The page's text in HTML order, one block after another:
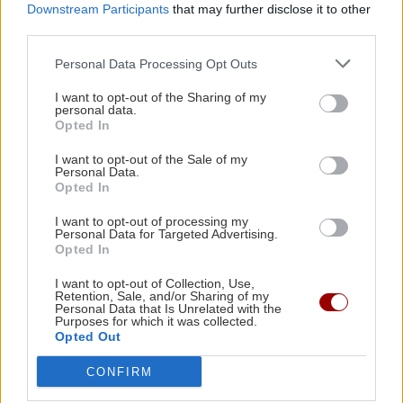
Downstream Participants that may further disclose it to other
Personal Data Processing Opt Outs
I want to opt-out of the Sharing of my
personal data.
Opted In
I want to opt-out of the Sale of my
Personal Data.
Opted In
I want to opt-out of processing my
Personal Data for Targeted Advertising.
Opted In
I want to opt-out of Collection, Use,
Retention, Sale, and/or Sharing of my
Personal Data that Is Unrelated with the
Purposes for which it was collected.
Opted Out
CONFIRM
Χανιά: «Παζάρι Μεγάλης
Παρασκευής, στις Βουκολιές
Θρησκευτικής κατάνυξης η
περιφορά του επιταφίου
της πόλης
22:09 | 03/05/2024
ΕΛΛΑΔΑ
Γιατί έχει συννεφιά ο